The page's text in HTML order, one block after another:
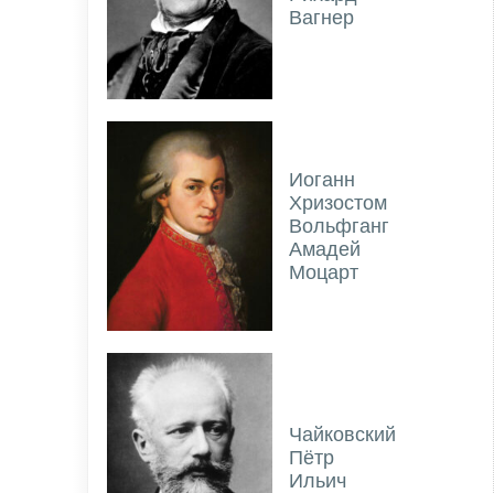
Вагнер
Иоганн
Хризостом
Вольфганг
Амадей
Моцарт
Чайковский
Пётр
Ильич